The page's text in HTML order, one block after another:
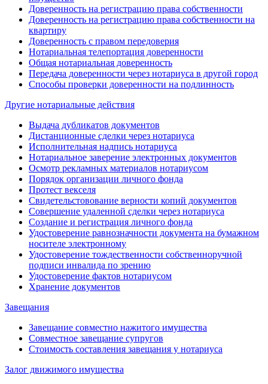
Доверенность на регистрацию права собственности
Доверенность на регистрацию права собственности на
квартиру
Доверенность с правом передоверия
Нотариальная телепортация доверенности
Общая нотариальная доверенность
Передача доверенности через нотариуса в другой город
Способы проверки доверенности на подлинность
Другие нотариальные действия
Выдача дубликатов документов
Дистанционные сделки через нотариуса
Исполнительная надпись нотариуса
Нотариальное заверение электронных документов
Осмотр рекламных материалов нотариусом
Порядок организации личного фонда
Протест векселя
Свидетельстовование верности копий документов
Совершение удаленной сделки через нотариуса
Создание и регистрация личного фонда
Удостоверение равнозначности документа на бумажном
носителе электронному
Удостоверение тождественности собственноручной
подписи инвалида по зрению
Удостоверение фактов нотариусом
Хранение документов
Завещания
Завещание совместно нажитого имущества
Совместное завещание супругов
Стоимость составления завещания у нотариуса
Залог движимого имущества